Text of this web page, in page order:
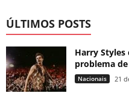
ÚLTIMOS POSTS
Harry Styles
problema
Nacionais 21